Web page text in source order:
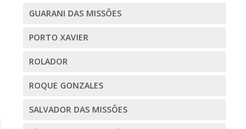
GUARANI DAS MISSÕES
PORTO XAVIER
ROLADOR
ROQUE GONZALES
SALVADOR DAS MISSÕES